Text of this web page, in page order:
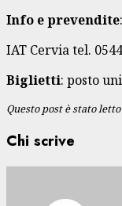
Info e prevendite
IAT Cervia tel.
Biglietti: posto
Questo post è stato
Chi scrive